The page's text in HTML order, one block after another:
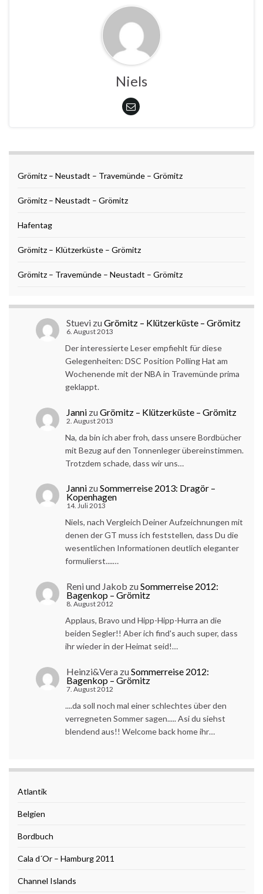
Niels
Grömitz – Neustadt – Travemünde – Grömitz
Grömitz – Neustadt – Grömitz
Hafentag
Grömitz – Klützerküste – Grömitz
Grömitz – Travemünde – Neustadt – Grömitz
Stuevi zuGrömitz – Klützerküste – Grömitz
6. August 2013
Der interessierte Leser empfiehlt für diese
Gelegenheiten: DSC Position Polling Hat am
Wochenende mit der NBA in Travemünde prima
geklappt.
Janni zuGrömitz – Klützerküste – Grömitz
2. August 2013
Na, da bin ich aber froh, dass unsere Bordbücher
mit Bezug auf den Tonnenleger übereinstimmen.
Trotzdem schade, dass wir uns…
Janni zuSommerreise 2013: Dragör –
Kopenhagen
14. Juli 2013
Niels, nach Vergleich Deiner Aufzeichnungen mit
denen der GT muss ich feststellen, dass Du die
wesentlichen Informationen deutlich eleganter
formulierst....…
Reni und Jakob zuSommerreise 2012:
Bagenkop – Grömitz
8. August 2012
Applaus, Bravo und Hipp-Hipp-Hurra an die
beiden Segler!! Aber ich find's auch super, dass
ihr wieder in der Heimat seid!…
Heinzi&Vera zuSommerreise 2012:
Bagenkop – Grömitz
7. August 2012
....da soll noch mal einer schlechtes über den
verregneten Sommer sagen..... Asi du siehst
blendend aus!! Welcome back home ihr…
Atlantik
Belgien
Bordbuch
Cala d´Or – Hamburg 2011
Channel Islands